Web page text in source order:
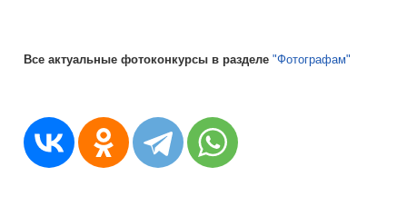
Все актуальные фотоконкурсы в разделе"Фотографам"